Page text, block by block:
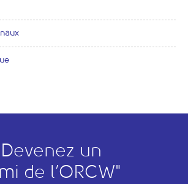
Devenez un
mi de l’ORCW"